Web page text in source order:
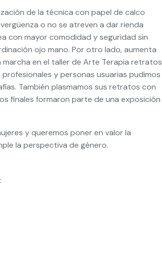
de la técnica con papel de calco
o no se atreven a dar rienda
con mayor comodidad y seguridad sin
ojo mano. Por otro lado, aumenta
en el taller de Arte Terapia retratos
y personas usuarias pudimos
También plasmamos sus retratos con
finales formaron parte de una exposición
y queremos poner en valor la
la perspectiva de género.